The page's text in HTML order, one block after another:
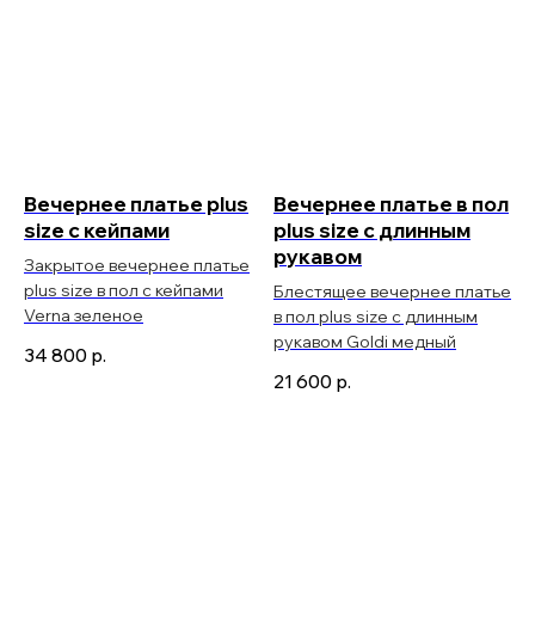
Вечернее платье plus
size с кейпами
Закрытое вечернее платье
plus size в пол с кейпами
Verna зеленое
34 800 р.
Вечернее платье в пол
plus size с длинным
рукавом
Блестящее вечернее платье
в пол plus size с длинным
рукавом Goldi медный
21 600 р.